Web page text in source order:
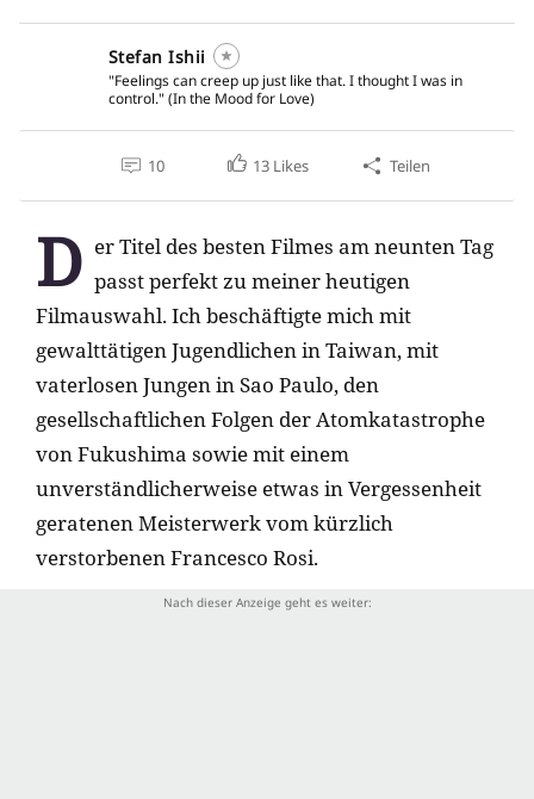
Stefan Ishii
"Feelings can creep up just like that. I thought I was in
control." (In the Mood for Love)
10 13 Likes Teilen
D er Titel des besten Filmes am neunten Tag
passt perfekt zu meiner heutigen
Filmauswahl. Ich beschäftigte mich mit
gewalttätigen Jugendlichen in Taiwan, mit
vaterlosen Jungen in Sao Paulo, den
gesellschaftlichen Folgen der Atomkatastrophe
von Fukushima sowie mit einem
unverständlicherweise etwas in Vergessenheit
geratenen Meisterwerk vom kürzlich
verstorbenen Francesco Rosi.